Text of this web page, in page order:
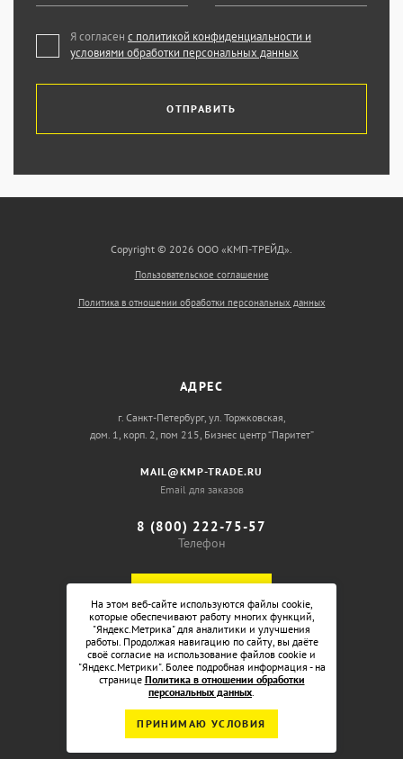
Я согласен с политикой конфиденциальности и
условиями обработки персональных данных
ОТПРАВИТЬ
Copyright © 2026 ООО «КМП-ТРЕЙД».
Пользовательское соглашение
Политика в отношении обработки персональных данных
АДРЕС
г. Санкт-Петербург, ул. Торжковская,
дом. 1, корп. 2, пом 215, Бизнес центр “Паритет”
MAIL@KMP-TRADE.RU
Email для заказов
8 (800) 222-75-57
Телефон
На этом веб-сайте используются файлы cookie,
которые обеспечивают работу многих функций,
"Яндекс.Метрика" для аналитики и улучшения
работы. Продолжая навигацию по сайту, вы даёте
своё согласие на использование файлов cookie и
"Яндекс.Метрики". Более подробная информация - на
странице Политика в отношении обработки
персональных данных.
ПРИНИМАЮ УСЛОВИЯ